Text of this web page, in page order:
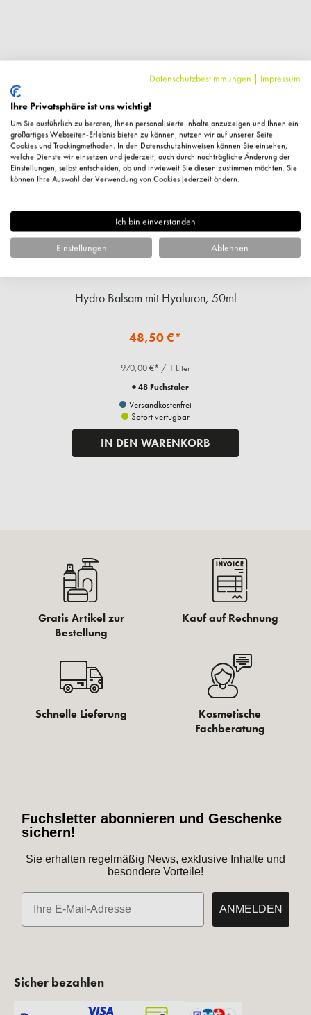
Kunden kauften auch
Hydro Balsam mit Hyaluron, 50ml
48,50 €*
970,00 €* / 1 Liter
+ 48 Fuchstaler
Versandkostenfrei
Sofort verfügbar
IN DEN WARENKORB
Gratis Artikel zur
Bestellung
Kauf auf Rechnung
Schnelle Lieferung
Kosmetische
Fachberatung
Fuchsletter abonnieren und Geschenke
sichern!
Sie erhalten regelmäßig News, exklusive Inhalte und
besondere Vorteile!
E-Mail
ANMELDEN
Sicher bezahlen
Datenschutzbestimmungen | Impressum
Ihre Privatsphäre ist uns wichtig!
Um Sie ausführlich zu beraten, Ihnen personalisierte Inhalte anzuzeigen und Ihnen ein
großartiges Webseiten-Erlebnis bieten zu können, nutzen wir auf unserer Seite
Cookies und Trackingmethoden. In den Datenschutzhinweisen können Sie einsehen,
welche Dienste wir einsetzen und jederzeit, auch durch nachträgliche Änderung der
Einstellungen, selbst entscheiden, ob und inwieweit Sie diesen zustimmen möchten. Sie
können Ihre Auswahl der Verwendung von Cookies jederzeit ändern.
Ich bin einverstanden
Einstellungen Ablehnen